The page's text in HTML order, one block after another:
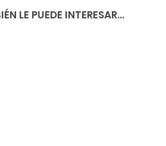
LE PUEDE INTERESAR...